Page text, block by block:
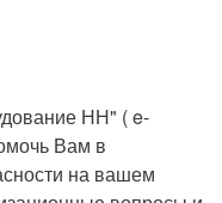
НН" ( e-
Вам в
на вашем